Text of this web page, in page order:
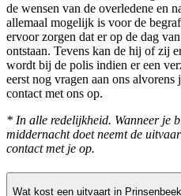
de wensen van de overledene en
allemaal mogelijk is voor de
ervoor zorgen dat er op de dag
ontstaan. Tevens kan de hij of zij
wordt bij de polis indien er een
eerst nog vragen aan ons alvorens
contact met ons op.
* In alle redelijkheid. Wanneer je
middernacht doet neemt de
contact met je op.
Wat kost een uitvaart in Prinsenbeek